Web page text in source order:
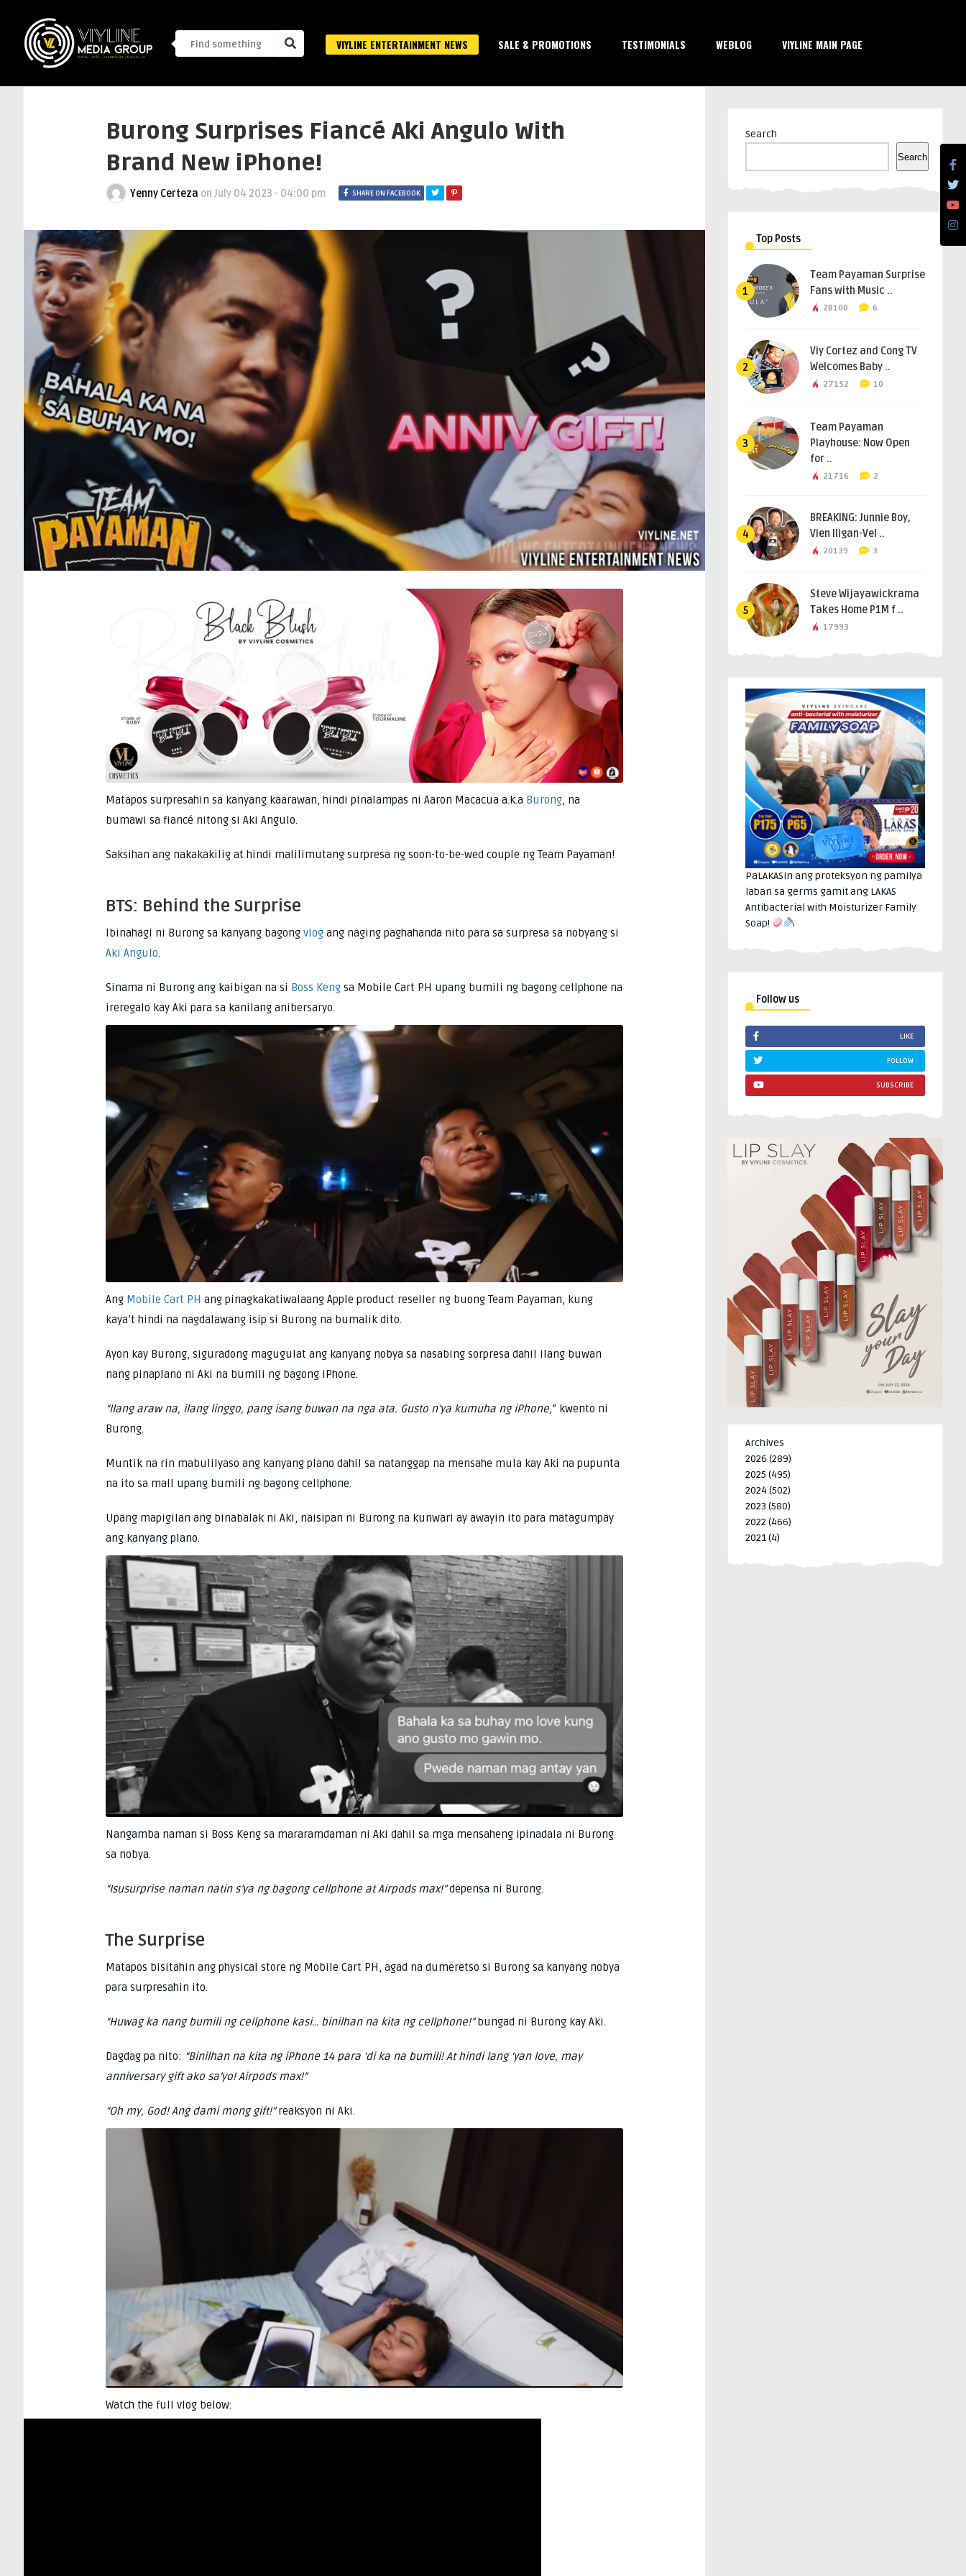
VIYLINE ENTERTAINMENT NEWS SALE & PROMOTIONS TESTIMONIALS WEBLOG VIYLINE MAIN PAGE
Burong Surprises Fiancé Aki Angulo With
Brand New iPhone!
Yenny Certeza on July 04 2023 - 04:00 pm SHARE ON FACEBOOK
Matapos surpresahin sa kanyang kaarawan, hindi pinalampas ni Aaron Macacua a.k.a Burong, na
bumawi sa fiancé nitong si Aki Angulo.
Saksihan ang nakakakilig at hindi malilimutang surpresa ng soon-to-be-wed couple ng Team Payaman!
BTS: Behind the Surprise
Ibinahagi ni Burong sa kanyang bagong vlog ang naging paghahanda nito para sa surpresa sa nobyang si
Aki Angulo.
Sinama ni Burong ang kaibigan na si Boss Keng sa Mobile Cart PH upang bumili ng bagong cellphone na
ireregalo kay Aki para sa kanilang anibersaryo.
Ang Mobile Cart PH ang pinagkakatiwalaang Apple product reseller ng buong Team Payaman, kung
kaya’t hindi na nagdalawang isip si Burong na bumalik dito.
Ayon kay Burong, siguradong magugulat ang kanyang nobya sa nasabing sorpresa dahil ilang buwan
nang pinaplano ni Aki na bumili ng bagong iPhone.
“Ilang araw na, ilang linggo, pang isang buwan na nga ata. Gusto n’ya kumuha ng iPhone,” kwento ni
Burong.
Muntik na rin mabulilyaso ang kanyang plano dahil sa natanggap na mensahe mula kay Aki na pupunta
na ito sa mall upang bumili ng bagong cellphone.
Upang mapigilan ang binabalak ni Aki, naisipan ni Burong na kunwari ay awayin ito para matagumpay
ang kanyang plano.
Nangamba naman si Boss Keng sa mararamdaman ni Aki dahil sa mga mensaheng ipinadala ni Burong
sa nobya.
“Isusurprise naman natin s’ya ng bagong cellphone at Airpods max!”depensa ni Burong.
The Surprise
Matapos bisitahin ang physical store ng Mobile Cart PH, agad na dumeretso si Burong sa kanyang nobya
para surpresahin ito.
“Huwag ka nang bumili ng cellphone kasi… binilhan na kita ng cellphone!”bungad ni Burong kay Aki.
Dagdag pa nito: “Binilhan na kita ng iPhone 14 para ‘di ka na bumili! At hindi lang ‘yan love, may
anniversary gift ako sa’yo! Airpods max!”
“Oh my, God! Ang dami mong gift!”reaksyon ni Aki.
Watch the full vlog below:
Search
Search
Top Posts
1
Team Payaman Surprise
Fans with Music ..
28100 6
2
Viy Cortez and Cong TV
Welcomes Baby ..
27152 10
3
Team Payaman
Playhouse: Now Open
for ..
21716 2
4
BREAKING: Junnie Boy,
Vien Iligan-Vel ..
20139 3
5
Steve Wijayawickrama
Takes Home P1M f ..
17993
PaLAKASin ang proteksyon ng pamilya
laban sa germs gamit ang LAKAS
Antibacterial with Moisturizer Family
Soap!
Follow us
LIKE
FOLLOW
SUBSCRIBE
Archives
2026 (289)
2025 (495)
2024 (502)
2023 (580)
2022 (466)
2021(4)